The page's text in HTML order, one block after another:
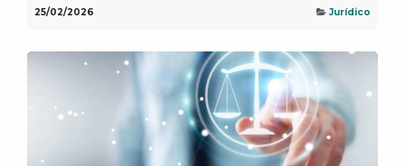
25/02/2026 Jurídico